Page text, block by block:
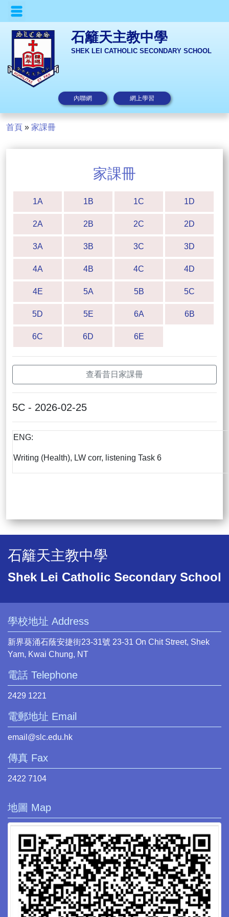
石籬天主教中學
SHEK LEI CATHOLIC SECONDARY SCHOOL
內聯網 網上學習
首頁 » 家課冊
家課冊
1A 1B 1C 1D
2A 2B 2C 2D
3A 3B 3C 3D
4A 4B 4C 4D
4E 5A 5B 5C
5D 5E 6A 6B
6C 6D 6E
查看昔日家課冊
5C - 2026-02-25
ENG:
Writing (Health), LW corr, listening Task 6
石籬天主教中學
Shek Lei Catholic Secondary School
學校地址 Address
新界葵涌石蔭安捷街23-31號 23-31 On Chit Street, Shek
Yam, Kwai Chung, NT
電話 Telephone
2429 1221
電郵地址 Email
email@slc.edu.hk
傳真 Fax
2422 7104
地圖 Map